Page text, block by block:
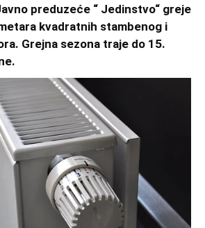
preduzeće “ Jedinstvo“ greje
kvadratnih stambenog i
Grejna sezona traje do 15.